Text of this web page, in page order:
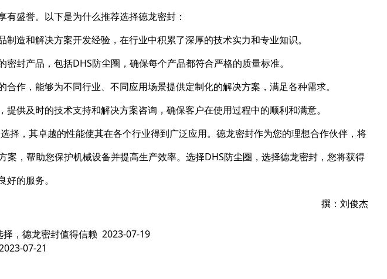
盛誉。以下是为什么推荐选择德龙密封：
造和解决方案开发经验，在行业中积累了深厚的技术实力和专业知识。
封产品，包括DHS防尘圈，确保每个产品都符合严格的质量标准。
作，能够为不同行业、不同应用场景提供定制化的解决方案，满足各种需求。
供及时的技术支持和解决方案咨询，确保客户在使用过程中的顺利和满意。
择，其卓越的性能使其在各个行业得到广泛应用。德龙密封作为您的理想合作伙伴，将
案，帮助您保护机械设备并提高生产效率。选择DHS防尘圈，选择德龙密封，您将获得
的服务。
撰：刘俊杰
，德龙密封值得信赖 2023-07-19
07-21